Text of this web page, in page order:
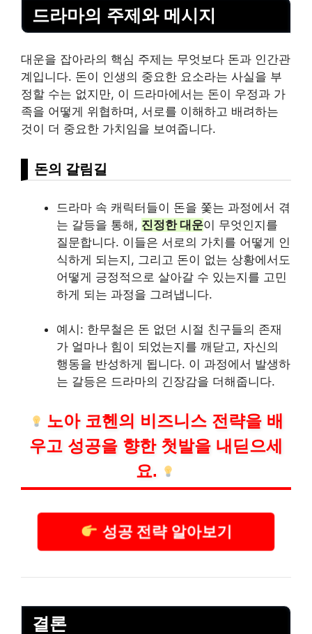
드라마의 주제와 메시지
대운을 잡아라의 핵심 주제는 무엇보다 돈과 인간관
계입니다. 돈이 인생의 중요한 요소라는 사실을 부
정할 수는 없지만, 이 드라마에서는 돈이 우정과 가
족을 어떻게 위협하며, 서로를 이해하고 배려하는
것이 더 중요한 가치임을 보여줍니다.
돈의 갈림길
드라마 속 캐릭터들이 돈을 쫓는 과정에서 겪
는 갈등을 통해, 진정한 대운이 무엇인지를
질문합니다. 이들은 서로의 가치를 어떻게 인
식하게 되는지, 그리고 돈이 없는 상황에서도
어떻게 긍정적으로 살아갈 수 있는지를 고민
하게 되는 과정을 그려냅니다.
예시: 한무철은 돈 없던 시절 친구들의 존재
가 얼마나 힘이 되었는지를 깨닫고, 자신의
행동을 반성하게 됩니다. 이 과정에서 발생하
는 갈등은 드라마의 긴장감을 더해줍니다.
노아 코헨의 비즈니스 전략을 배
우고 성공을 향한 첫발을 내딛으세
요.
성공 전략 알아보기
결론